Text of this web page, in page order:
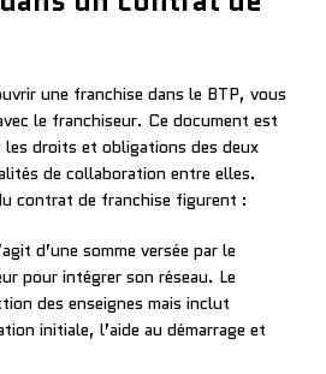
une franchise dans le BTP, vous
le franchiseur. Ce document est
droits et obligations des deux
de collaboration entre elles.
contrat de franchise figurent :
d’une somme versée par le
pour intégrer son réseau. Le
des enseignes mais inclut
initiale, l’aide au démarrage et